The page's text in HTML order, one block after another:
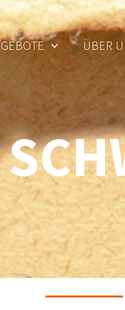
ÜBER